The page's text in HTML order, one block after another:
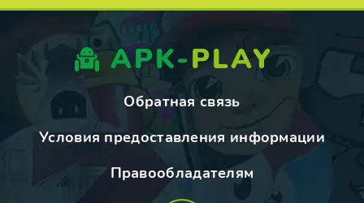
APK-PLAY
Обратная связь
Условия предоставления информации
Правообладателям